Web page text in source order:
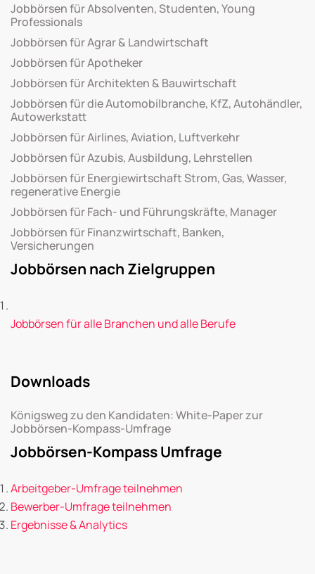
Jobbörsen für Absolventen, Studenten, Young
Professionals
Jobbörsen für Agrar & Landwirtschaft
Jobbörsen für Apotheker
Jobbörsen für Architekten & Bauwirtschaft
Jobbörsen für die Automobilbranche, KfZ, Autohändler,
Autowerkstatt
Jobbörsen für Airlines, Aviation, Luftverkehr
Jobbörsen für Azubis, Ausbildung, Lehrstellen
Jobbörsen für Energiewirtschaft Strom, Gas, Wasser,
regenerative Energie
Jobbörsen für Fach- und Führungskräfte, Manager
Jobbörsen für Finanzwirtschaft, Banken,
Versicherungen
Jobbörsen nach Zielgruppen
Jobbörsen für alle Branchen und alle Berufe
Downloads
Königsweg zu den Kandidaten: White-Paper zur
Jobbörsen-Kompass-Umfrage
Jobbörsen-Kompass Umfrage
Arbeitgeber-Umfrage teilnehmen
Bewerber-Umfrage teilnehmen
Ergebnisse & Analytics